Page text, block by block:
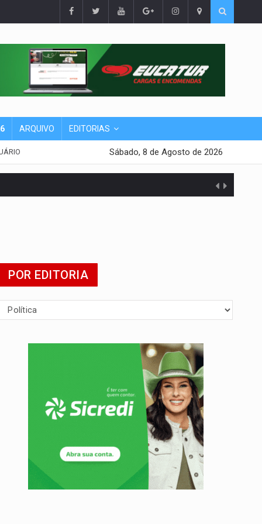
ARQUIVO EDITORIAS
Sábado, 8 de Agosto de 2026
escola
POR EDITORIA